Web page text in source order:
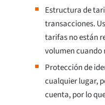
Estructura de
transacciones.
tarifas no están
volumen cuando
Protección de
cualquier lugar,
cuenta, por lo